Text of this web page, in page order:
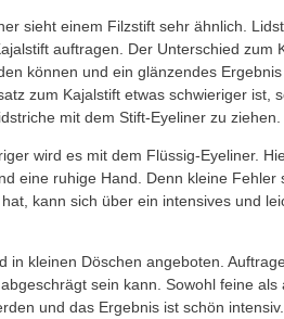
sieht einem Filzstift sehr ähnlich.
auftragen. Der Unterschied zum
können und ein glänzendes
zum Kajalstift etwas schwieriger ist,
mit dem Stift-Eyeliner zu ziehen.
wird es mit dem Flüssig-Eyeliner.
eine ruhige Hand. Denn kleine Fehler
kann sich über ein intensives und
in kleinen Döschen angeboten.
sein kann. Sowohl feine als
und das Ergebnis ist schön intensiv.